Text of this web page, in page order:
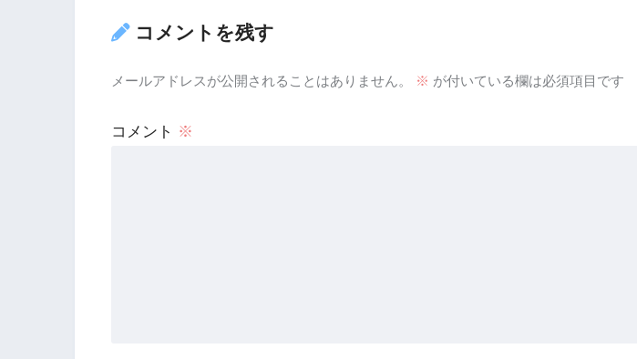
コメントを残す
メールアドレスが公開されることはありません。 ※ が付いている欄は必須項目です
コメント ※